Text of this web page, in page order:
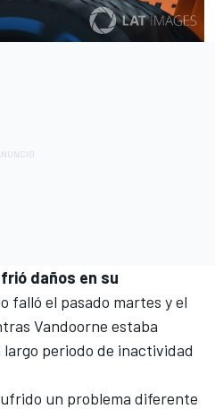
daños en su
falló el pasado martes y el
Vandoorne estaba
periodo de inactividad
un problema diferente